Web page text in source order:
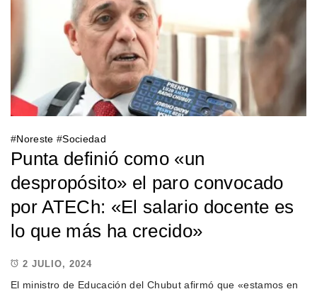
#Noreste #Sociedad
Punta definió como «un
despropósito» el paro convocado
por ATECh: «El salario docente es
lo que más ha crecido»
2 JULIO, 2024
El ministro de Educación del Chubut afirmó que «estamos en